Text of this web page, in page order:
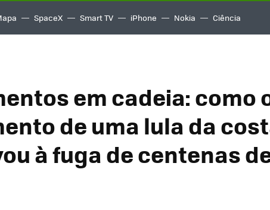
SpaceX Smart TV iPhone Nokia Ciência
em cadeia: como
de uma lula da
à fuga de centenas